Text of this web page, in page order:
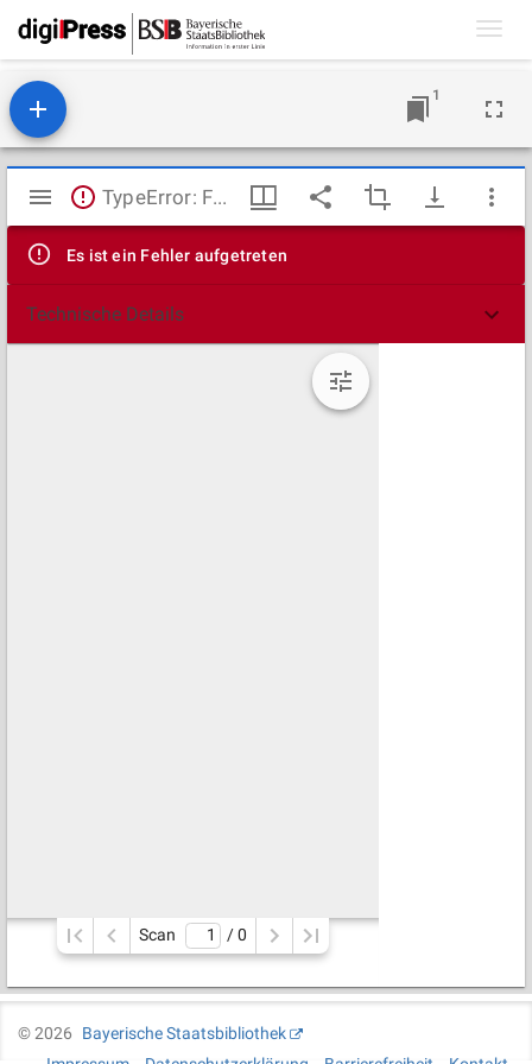
1
Mirador
Viewer
TypeError: Failed to fetch
Es ist ein Fehler aufgetreten
Technische Details
Scan / 0
©2026
Bayerische Staatsbibliothek